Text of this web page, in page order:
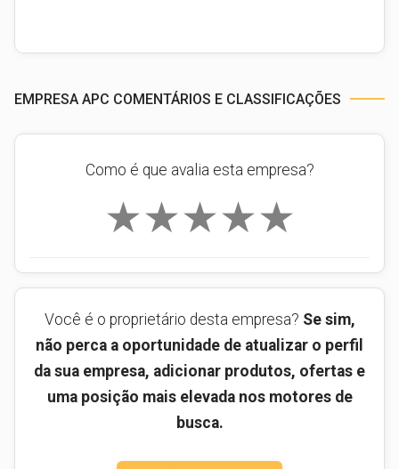
EMPRESA APC COMENTÁRIOS E CLASSIFICAÇÕES
Como é que avalia esta empresa?
★
★
★
★
★
Você é o proprietário desta empresa? Se sim,
não perca a oportunidade de atualizar o perfil
da sua empresa, adicionar produtos, ofertas e
uma posição mais elevada nos motores de
busca.